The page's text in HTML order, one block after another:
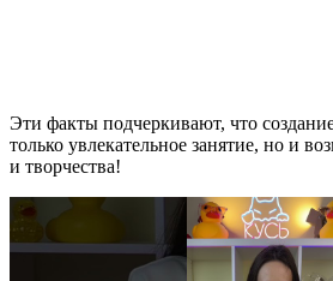
Эти факты подчеркивают, что
только увлекательное занятие, но и
и творчества!